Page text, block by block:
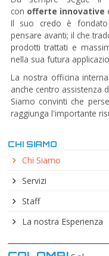
con offerte innovative
Il suo credo è
pensare avanti; il che
prodotti trattati e
nella sua futura
La nostra officina
anche centro assistenza
Siamo convinti che
raggiunga l'importante
CHI SIAMO
Chi Siamo
Servizi
Staff
La nostra Esperienza